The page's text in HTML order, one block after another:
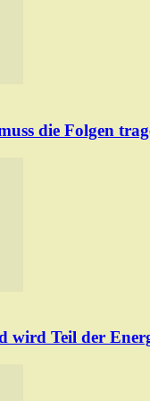
die Folgen
wird Teil der